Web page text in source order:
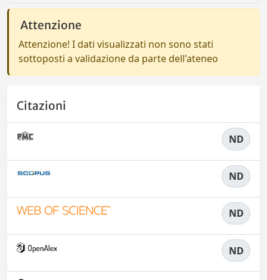
Attenzione
Attenzione! I dati visualizzati non sono stati
sottoposti a validazione da parte dell'ateneo
Citazioni
ND
ND
ND
ND